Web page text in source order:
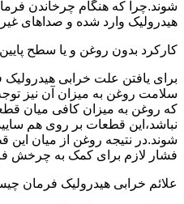
شوند.چرا که هنگام چرخاندن
هیدرولیک وارد شده و صداهای
کارکرد بدون روغن و یا سطح
برای یافتن علت خرابی هیدرولیک
سلامت روغن به میزان آن نیز
که روغن به میزان کافی میان
نباشد،این قطعات بر روی هم
شوند.در نتیجه روغن از میان
فشار لازم برای کمک به چرخش
علائم خرابی هیدرولیک فرمان